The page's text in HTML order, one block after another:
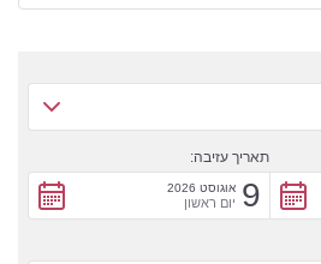
תאריך עזיבה:
9 אוגוסט 2026
יום ראשון